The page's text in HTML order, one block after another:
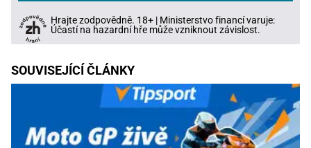
Hrajte zodpovědně. 18+ | Ministerstvo financí varuje:
Účastí na hazardní hře může vzniknout závislost.
SOUVISEJÍCÍ ČLÁNKY